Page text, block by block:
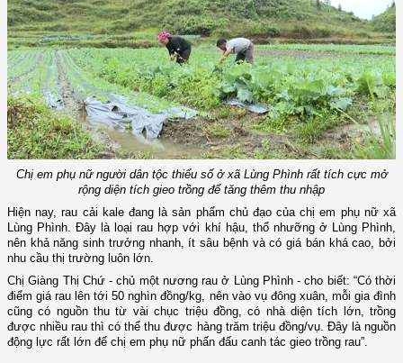
Chị em phụ nữ người dân tộc thiểu số ở xã Lùng Phình rất tích cực mở
rộng diện tích gieo trồng để tăng thêm thu nhập
Hiện nay, rau cải kale đang là sản phẩm chủ đạo của chị em phụ nữ xã
Lùng Phình. Đây là loại rau hợp với khí hậu, thổ nhưỡng ở Lùng Phình,
nên khả năng sinh trưởng nhanh, ít sâu bệnh và có giá bán khá cao, bởi
nhu cầu thị trường luôn lớn.
Chị Giàng Thị Chứ - chủ một nương rau ở Lùng Phình - cho biết: “Có thời
điểm giá rau lên tới 50 nghìn đồng/kg, nên vào vụ đông xuân, mỗi gia đình
cũng có nguồn thu từ vài chục triệu đồng, có nhà diện tích lớn, trồng
được nhiều rau thì có thể thu được hàng trăm triệu đồng/vụ. Đây là nguồn
động lực rất lớn để chị em phụ nữ phấn đấu canh tác gieo trồng rau”.